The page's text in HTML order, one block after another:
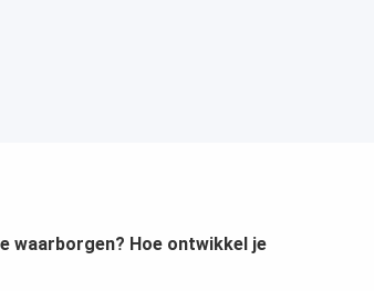
waarborgen? Hoe ontwikkel je